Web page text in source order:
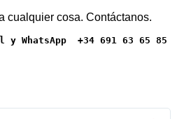
cualquier cosa. Contáctanos.
WhatsApp  +34 691 63 65 85